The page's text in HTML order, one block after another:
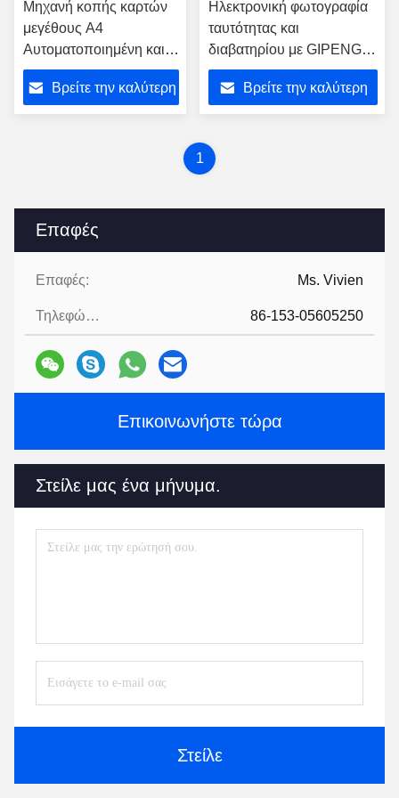
Επαφές
Επαφές: Ms. Vivien
Τηλεφώνημα: 86-153-05605250
Επικοινωνήστε τώρα
Στείλε μας ένα μήνυμα.
Στείλε
Μηχανή κοπής καρτών
μεγέθους Α4
Αυτοματοποιημένη και
ιδανική για την
παραγωγή καρτών
χαιρετισμού CC-330
Βρείτε την καλύτερη
Ηλεκτρονική φωτογραφία
ταυτότητας και
διαβατηρίου με GIPENG
PLC Καρτέλες
Επενδυτικών Κεφαλαίων
Κεφαλαία 10s Ταχύτητα
Βρείτε την καλύτερη
1